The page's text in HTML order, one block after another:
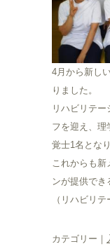
4月から新し
りました。
リハビリテ
フを迎え、理
覚士1名とな
これからも新
ンが提供でき
（リハビリテ
カテゴリー｜